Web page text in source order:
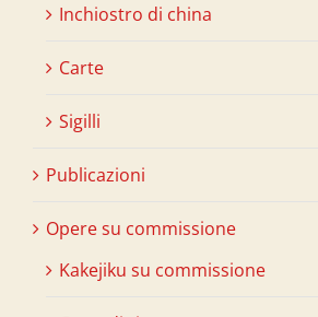
Inchiostro di china
Carte
Sigilli
Publicazioni
Opere su commissione
Kakejiku su commissione